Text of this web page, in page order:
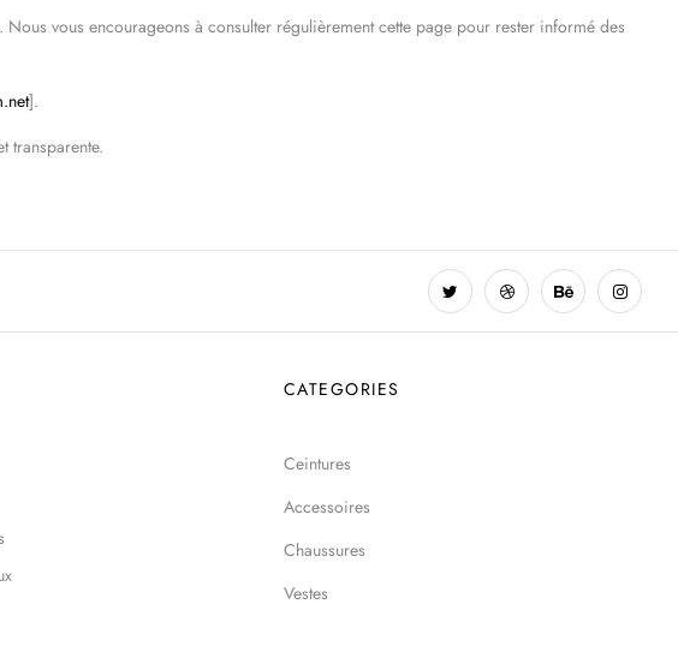
vous encourageons à consulter régulièrement cette page pour rester informé des
].
transparente.
CATEGORIES
Ceintures
Accessoires
Chaussures
Vestes